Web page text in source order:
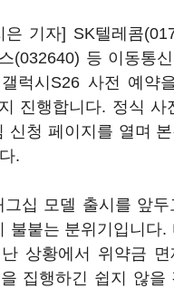
은 기자] SK텔레콤
(032640) 등 이동통
럭시S26 사전 예약
진행합니다. 정식 사
신청 페이지를 열며 본
.
그십 모델 출시를 앞
불붙는 분위기입니다.
상황에서 위약금
집행하긴 쉽지 않을